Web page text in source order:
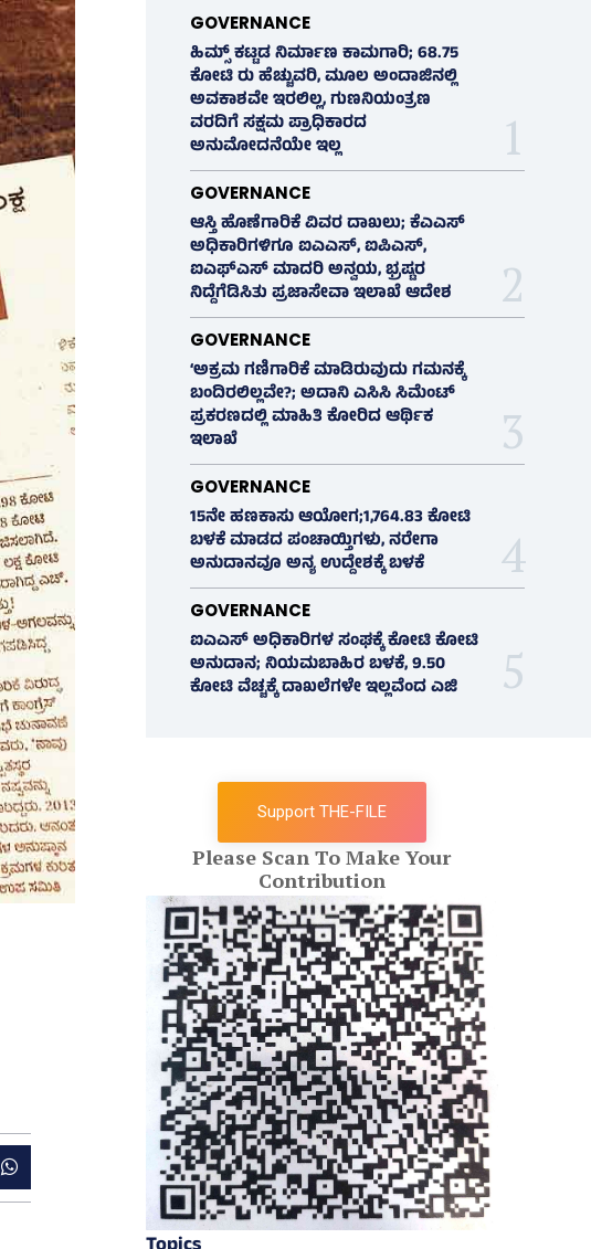
GOVERNANCE
ಹಿಮ್ಸ್‌ ಕಟ್ಟಡ ನಿರ್ಮಾಣ ಕಾಮಗಾರಿ; 68.75
ಕೋಟಿ ರು ಹೆಚ್ಚುವರಿ, ಮೂಲ ಅಂದಾಜಿನಲ್ಲಿ
ಅವಕಾಶವೇ ಇರಲಿಲ್ಲ, ಗುಣನಿಯಂತ್ರಣ
ವರದಿಗೆ ಸಕ್ಷಮ ಪ್ರಾಧಿಕಾರದ
ಅನುಮೋದನೆಯೇ ಇಲ್ಲ
GOVERNANCE
ಆಸ್ತಿ ಹೊಣೆಗಾರಿಕೆ ವಿವರ ದಾಖಲು; ಕೆಎಎಸ್
ಅಧಿಕಾರಿಗಳಿಗೂ ಐಎಎಸ್‌, ಐಪಿಎಸ್‌,
ಐಎಫ್‌ಎಸ್‌ ಮಾದರಿ ಅನ್ವಯ, ಭ್ರಷ್ಟರ
ನಿದ್ದೆಗೆಡಿಸಿತು ಪ್ರಜಾಸೇವಾ ಇಲಾಖೆ ಆದೇಶ
GOVERNANCE
‘ಅಕ್ರಮ ಗಣಿಗಾರಿಕೆ ಮಾಡಿರುವುದು ಗಮನಕ್ಕೆ
ಬಂದಿರಲಿಲ್ಲವೇ?; ಅದಾನಿ ಎಸಿಸಿ ಸಿಮೆಂಟ್
ಪ್ರಕರಣದಲ್ಲಿ ಮಾಹಿತಿ ಕೋರಿದ ಆರ್ಥಿಕ
ಇಲಾಖೆ
GOVERNANCE
15ನೇ ಹಣಕಾಸು ಆಯೋಗ;1,764.83 ಕೋಟಿ
ಬಳಕೆ ಮಾಡದ ಪಂಚಾಯ್ತಿಗಳು, ನರೇಗಾ
ಅನುದಾನವೂ ಅನ್ಯ ಉದ್ದೇಶಕ್ಕೆ ಬಳಕೆ
GOVERNANCE
ಐಎಎಸ್‌ ಅಧಿಕಾರಿಗಳ ಸಂಘಕ್ಕೆ ಕೋಟಿ ಕೋಟಿ
ಅನುದಾನ; ನಿಯಮಬಾಹಿರ ಬಳಕೆ, 9.50
ಕೋಟಿ ವೆಚ್ಚಕ್ಕೆ ದಾಖಲೆಗಳೇ ಇಲ್ಲವೆಂದ ಎಜಿ
Support THE-FILE
Please Scan To Make Your
Contribution